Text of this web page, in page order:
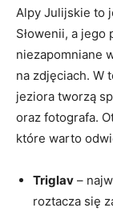
Alpy Julijskie ‍to
Słowenii, a⁢
niezapomniane
na zdjęciach. W
jeziora tworzą
oraz fotografa.
które warto
Triglav –
roztacza się